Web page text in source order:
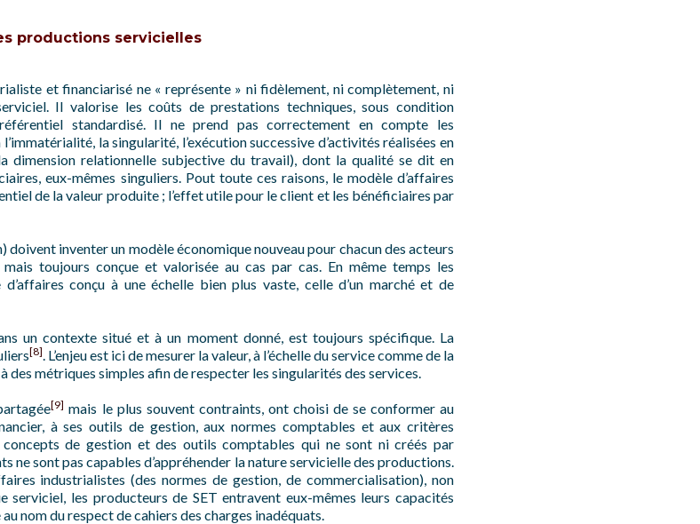
productions servicielles
et financiarisé ne « représente » ni fidèlement, ni complètement, ni
Il valorise les coûts de prestations techniques, sous condition
standardisé. Il ne prend pas correctement en compte les
la singularité, l’exécution successive d’activités réalisées en
dimension relationnelle subjective du travail), dont la qualité se dit en
eux-mêmes singuliers. Pout toute ces raisons, le modèle d’affaires
de la valeur produite ; l’effet utile pour le client et les bénéficiaires par
inventer un modèle économique nouveau pour chacun des acteurs
toujours conçue et valorisée au cas par cas. En même temps les
conçu à une échelle bien plus vaste, celle d’un marché et de
un contexte situé et à un moment donné, est toujours spécifique. La
[8]. L’enjeu est ici de mesurer la valeur, à l’échelle du service comme de la
des métriques simples afin de respecter les singularités des services.
[9] mais le plus souvent contraints, ont choisi de se conformer au
à ses outils de gestion, aux normes comptables et aux critères
de gestion et des outils comptables qui ne sont ni créés par
ne sont pas capables d’appréhender la nature servicielle des productions.
industrialistes (des normes de gestion, de commercialisation), non
les producteurs de SET entravent eux-mêmes leurs capacités
nom du respect de cahiers des charges inadéquats.